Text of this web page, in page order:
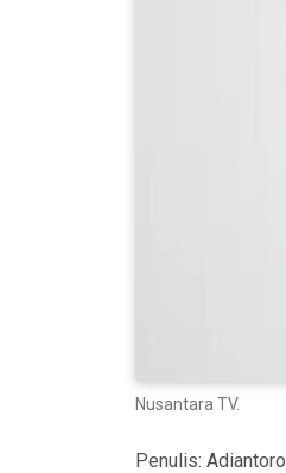
Nusantara TV.
Penulis: Adiantoro